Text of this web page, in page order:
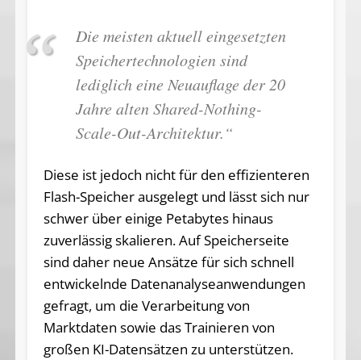
Die meisten aktuell eingesetzten
Speichertechnologien sind
lediglich eine Neuauflage der 20
Jahre alten Shared-Nothing-
Scale-Out-Architektur.“
Diese ist jedoch nicht für den effizienteren
Flash-Speicher ausgelegt und lässt sich nur
schwer über einige Petabytes hinaus
zuverlässig skalieren. Auf Speicherseite
sind daher neue Ansätze für sich schnell
entwickelnde Datenanalyseanwendungen
gefragt, um die Verarbeitung von
Marktdaten sowie das Trainieren von
großen KI-Datensätzen zu unterstützen.